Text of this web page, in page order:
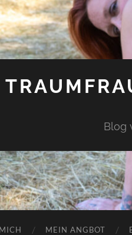
Blog
MEIN ANGBOT